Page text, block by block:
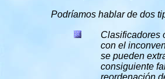
Podríamos hablar de dos
Clasificadores
con el
se pueden
consiguiente
reordenación